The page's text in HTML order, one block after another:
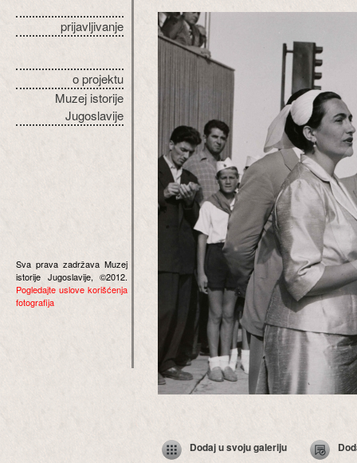
prijavljivanje
o projektu
Muzej istorije
Jugoslavije
Sva prava zadržava Muzej
istorije Jugoslavije, ©2012.
Pogledajte uslove korišćenja
fotografija
Dodaj u svoju galeriju